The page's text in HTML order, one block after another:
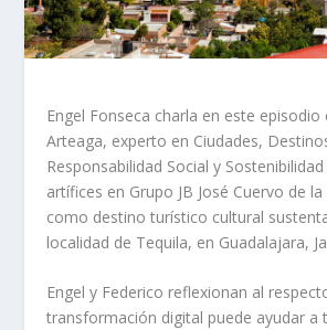
Engel Fonseca charla en este episodio
Arteaga, experto en Ciudades,
Responsabilidad Social y
artífices en Grupo JB José Cuervo de
como destino turístico cultural
localidad de Tequila, en Guadalajara,
Engel y Federico reflexionan al
transformación digital puede ayudar a